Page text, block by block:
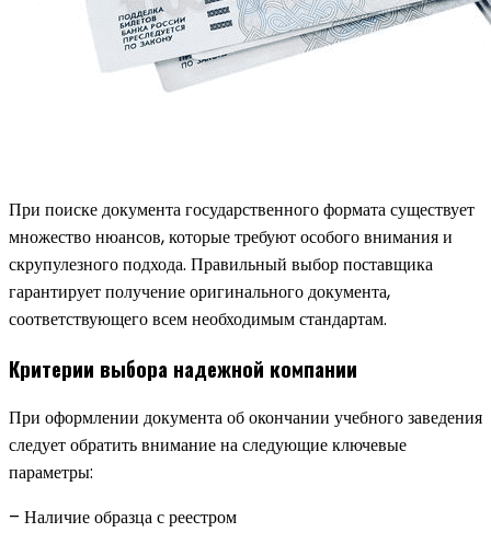
При поиске документа государственного формата существует
множество нюансов, которые требуют особого внимания и
скрупулезного подхода. Правильный выбор поставщика
гарантирует получение оригинального документа,
соответствующего всем необходимым стандартам.
Критерии выбора надежной компании
При оформлении документа об окончании учебного заведения
следует обратить внимание на следующие ключевые
параметры:
– Наличие образца с реестром